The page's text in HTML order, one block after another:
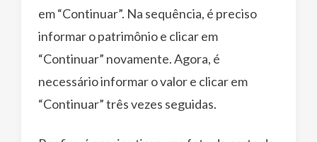
em “Continuar”. Na sequência, é preciso
informar o patrimônio e clicar em
“Continuar” novamente. Agora, é
necessário informar o valor e clicar em
“Continuar” três vezes seguidas.